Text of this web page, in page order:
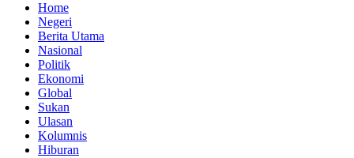
Home
Negeri
Berita Utama
Nasional
Politik
Ekonomi
Global
Sukan
Ulasan
Kolumnis
Hiburan